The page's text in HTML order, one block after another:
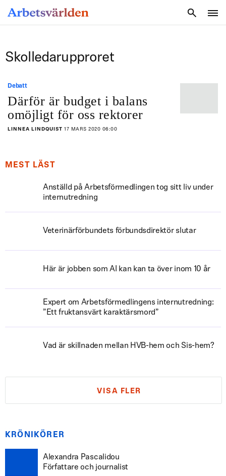
Skolledarupproret
Debatt
Därför är budget i balans
omöjligt för oss rektorer
LINNEA LINDQUIST 17 MARS 2020 06:00
MEST LÄST
Anställd på Arbetsförmedlingen tog sitt liv under
internutredning
Veterinärförbundets förbundsdirektör slutar
Här är jobben som AI kan kan ta över inom 10 år
Expert om Arbetsförmedlingens internutredning:
”Ett fruktansvärt karaktärsmord”
Vad är skillnaden mellan HVB-hem och Sis-hem?
VISA FLER
KRÖNIKÖRER
Alexandra Pascalidou
Författare och journalist